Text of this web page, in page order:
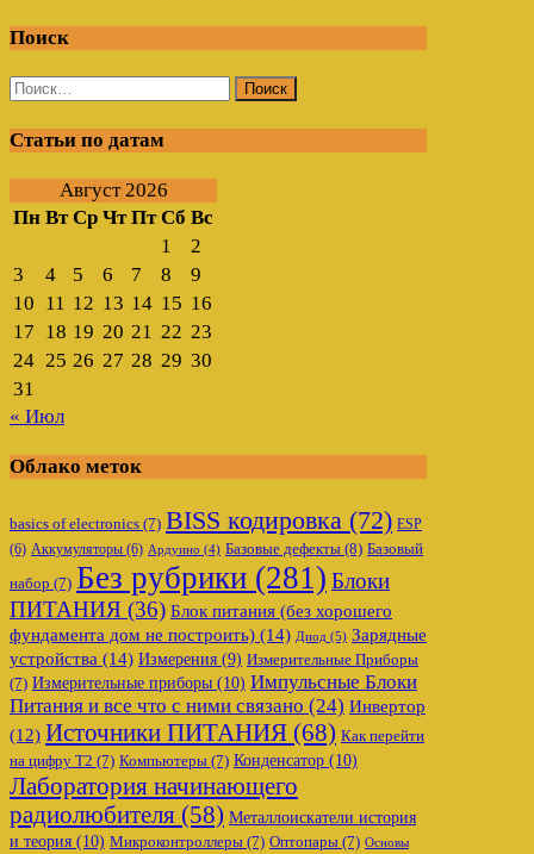
Поиск
Найти:
Статьи по датам
Август 2026
Пн Вт Ср Чт Пт Сб Вс
1
2
3
4 5 6 7 8
9
10 11 12 13 14 15 16
17 18 19 20 21 22 23
24 25 26 27 28 29 30
31
« Июл
Облако меток
basics of electronics (7) BISS кодировка (72) ESP
(6) Аккумуляторы (6) Ардуино (4) Базовые дефекты (8) Базовый
набор (7) Без рубрики (281) Блоки
ПИТАНИЯ (36) Блок питания (без хорошего
фундамента дом не построить) (14) Диод (5) Зарядные
устройства (14) Измерения (9) Измерительные Приборы
(7) Измерительные приборы (10) Импульсные Блоки
Питания и все что с ними связано (24) Инвертор
(12) Источники ПИТАНИЯ (68) Как перейти
на цифру Т2 (7) Компьютеры (7) Конденсатор (10)
Лаборатория начинающего
радиолюбителя (58) Металлоискатели история
и теория (10) Микроконтроллеры (7) Оптопары (7) Основы